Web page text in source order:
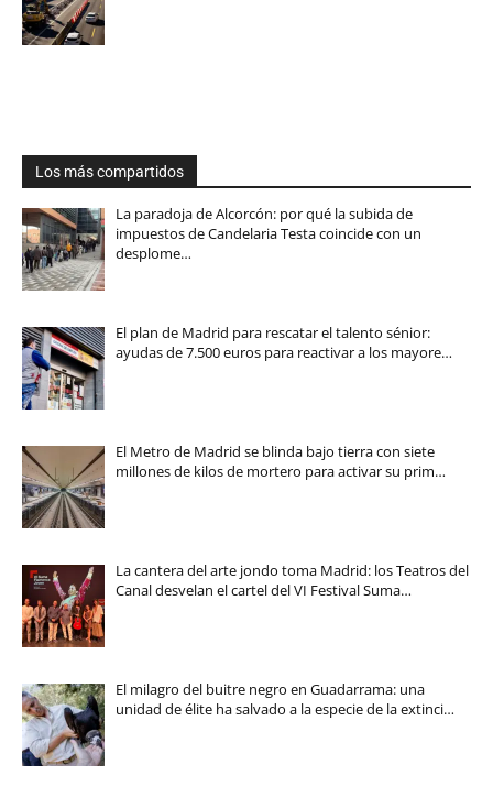
Los más compartidos
La paradoja de Alcorcón: por qué la subida de
impuestos de Candelaria Testa coincide con un
desplome…
El plan de Madrid para rescatar el talento sénior:
ayudas de 7.500 euros para reactivar a los mayore…
El Metro de Madrid se blinda bajo tierra con siete
millones de kilos de mortero para activar su prim…
La cantera del arte jondo toma Madrid: los Teatros del
Canal desvelan el cartel del VI Festival Suma…
El milagro del buitre negro en Guadarrama: una
unidad de élite ha salvado a la especie de la extinci…